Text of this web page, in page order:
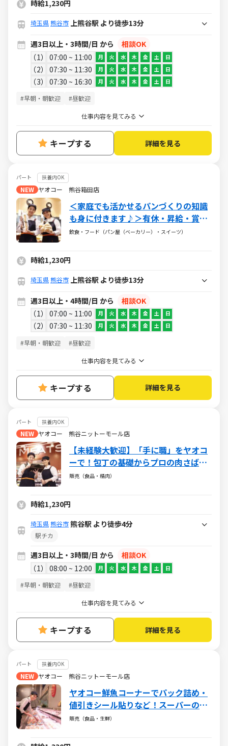
時給1,230円
埼玉県熊谷市 上熊谷駅 より徒歩13分
週3日以上・3時間/日 から
相談OK
1
07:00 ~ 11:00 月 火 水 木 金 土 日
2 07:30 ~ 11:30 月 火 水 木 金 土 日
3 07:30 ~ 16:30 月 火 水 木 金 土 日
#早朝・朝歓迎 #昼歓迎
仕事内容を見てみる
キープする 詳細を見る
パート 扶養内OK
NEW ヤオコー 熊谷箱田店
＜家庭でも活かせるパンづくりの知識
も身に付きます♪＞有休・昇給・賞与
あり★扶養内勤務OK！子育てと両立す
飲食・フード（パン屋（ベーカリー）・スイーツ）
時給1,230円
埼玉県熊谷市 上熊谷駅 より徒歩13分
週3日以上・4時間/日 から
相談OK
1
07:00 ~ 11:00 月 火 水 木 金 土 日
2 07:30 ~ 11:30 月 火 水 木 金 土 日
#早朝・朝歓迎 #昼歓迎
仕事内容を見てみる
キープする 詳細を見る
パート 扶養内OK
NEW ヤオコー 熊谷ニットーモール店
【未経験大歓迎】「手に職」をヤオコ
ーで！包丁の基礎からプロの肉さばき
までしっかり教えます。食肉の知識を
販売（食品・精肉）
時給1,230円
埼玉県熊谷市熊谷駅 より徒歩4分
駅チカ
週3日以上・3時間/日 から
相談OK
1
08:00 ~ 12:00 月 火 水 木 金 土 日
#早朝・朝歓迎 #昼歓迎
仕事内容を見てみる
キープする 詳細を見る
パート 扶養内OK
NEW ヤオコー 熊谷ニットーモール店
ヤオコー鮮魚コーナーでパック詰め・
値引きシール貼りなど！スーパーの裏
側で"目利き"のスキルが磨ける！短時
販売（食品・生鮮）